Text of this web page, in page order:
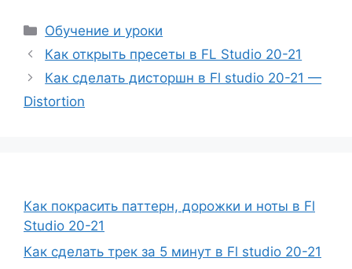
Рубрики
Обучение и уроки
Как открыть пресеты в FL Studio 20-21
Как сделать дисторшн в Fl studio 20-21 —
Distortion
Как покрасить паттерн, дорожки и ноты в Fl
Studio 20-21
Как сделать трек за 5 минут в Fl studio 20-21